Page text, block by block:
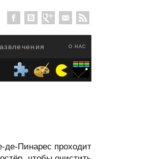
О НАС
де-Пинарес проходит